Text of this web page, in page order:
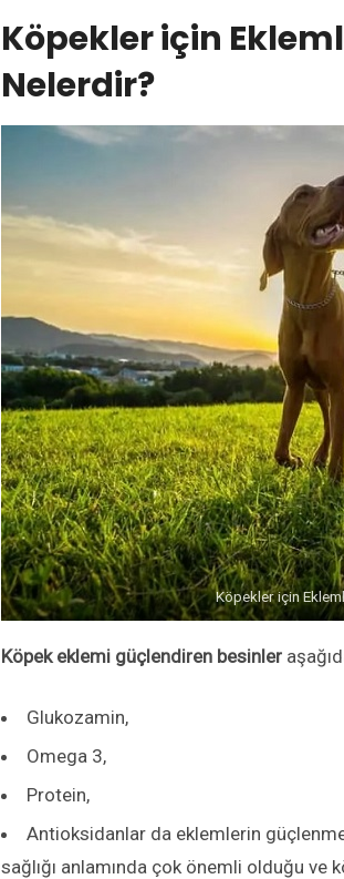
Köpekler için
Nelerdir?
Köpekler için
Köpek eklemi güçlendiren besinler
Glukozamin,
Omega 3,
Protein,
Antioksidanlar da eklemlerin
sağlığı anlamında çok önemli olduğu